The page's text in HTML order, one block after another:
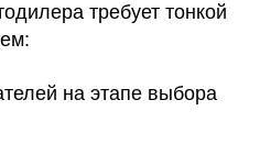
требует тонкой
на этапе выбора